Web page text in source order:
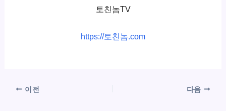
토친놈TV
https://토친놈.com
이전 다음